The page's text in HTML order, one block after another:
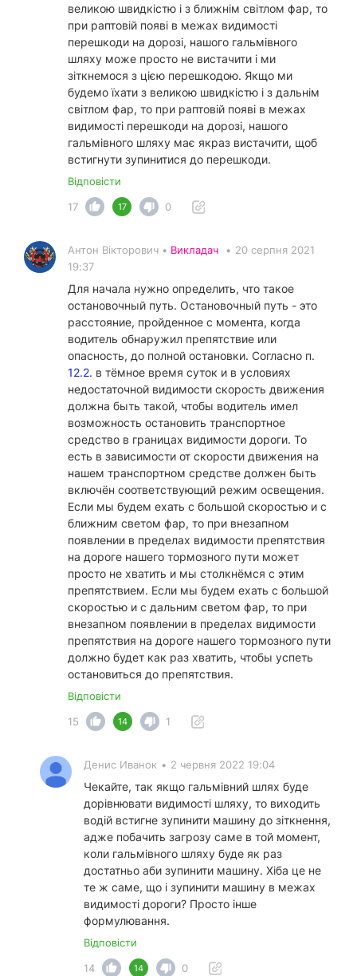
великою швидкістю і з ближнім світлом фар, то
при раптовій появі в межах видимості
перешкоди на дорозі, нашого гальмівного
шляху може просто не вистачити і ми
зіткнемося з цією перешкодою. Якщо ми
будемо їхати з великою швидкістю і з дальнім
світлом фар, то при раптовій появі в межах
видимості перешкоди на дорозі, нашого
гальмівного шляху має якраз вистачити, щоб
встигнути зупинитися до перешкоди.
Відповісти
17
17 0
Антон Вікторович • Викладач • 20 серпня 2021
19:37
Для начала нужно определить, что такое
остановочный путь. Остановочный путь - это
расстояние, пройденное с момента, когда
водитель обнаружил препятствие или
опасность, до полной остановки. Согласно п.
12.2. в тёмное время суток и в условиях
недостаточной видимости скорость движения
должна быть такой, чтобы водитель имел
возможность остановить транспортное
средство в границах видимости дороги. То
есть в зависимости от скорости движения на
нашем транспортном средстве должен быть
включён соответствующий режим освещения.
Если мы будем ехать с большой скоростью и с
ближним светом фар, то при внезапном
появлении в пределах видимости препятствия
на дороге нашего тормозного пути может
просто не хватить и мы столкнёмся с этим
препятствием. Если мы будем ехать с большой
скоростью и с дальним светом фар, то при
внезапном появлении в пределах видимости
препятствия на дороге нашего тормозного пути
должно будет как раз хватить, чтобы успеть
остановиться до препятствия.
Відповісти
15
14 1
Денис Иванок • 2 червня 2022 19:04
Чекайте, так якщо гальмівний шлях буде
дорівнювати видимості шляху, то виходить
водій встигне зупинити машину до зіткнення,
адже побачить загрозу саме в той момент,
коли гальмівного шляху буде як раз
достатньо аби зупинити машину. Хіба це не
те ж саме, що і зупинити машину в межах
видимості дороги? Просто інше
формулювання.
Відповісти
14
14 0